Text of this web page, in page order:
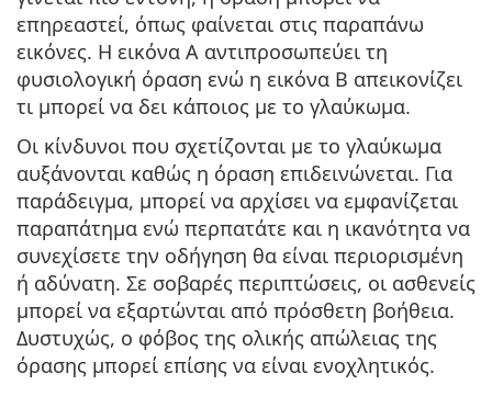
επηρεαστεί, όπως φαίνεται στις παραπάνω
εικόνες. Η εικόνα Α αντιπροσωπεύει τη
φυσιολογική όραση ενώ η εικόνα Β απεικονίζει
τι μπορεί να δει κάποιος με το γλαύκωμα.
Οι κίνδυνοι που σχετίζονται με το γλαύκωμα
αυξάνονται καθώς η όραση επιδεινώνεται. Για
παράδειγμα, μπορεί να αρχίσει να εμφανίζεται
παραπάτημα ενώ περπατάτε και η ικανότητα να
συνεχίσετε την οδήγηση θα είναι περιορισμένη
ή αδύνατη. Σε σοβαρές περιπτώσεις, οι ασθενείς
μπορεί να εξαρτώνται από πρόσθετη βοήθεια.
Δυστυχώς, ο φόβος της ολικής απώλειας της
όρασης μπορεί επίσης να είναι ενοχλητικός.